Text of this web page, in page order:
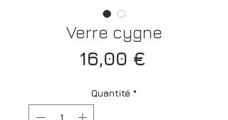
Verre cygne
16,00 €Prix
Quantité *